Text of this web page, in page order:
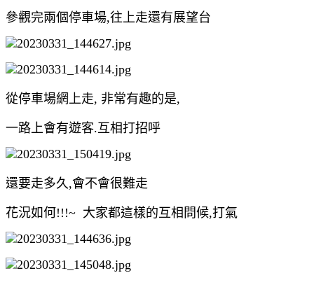
參觀完兩個停車場,往上走還有展望台
從停車場網上走, 非常有趣的是,
一路上會有遊客.互相打招呼
還要走多久,會不會很難走
花況如何!!!~ 大家都這樣的互相問候,打氣